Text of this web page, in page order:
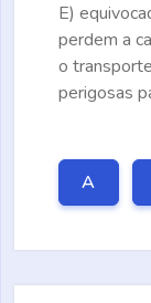
E)
perdem a
o
perigosas
A